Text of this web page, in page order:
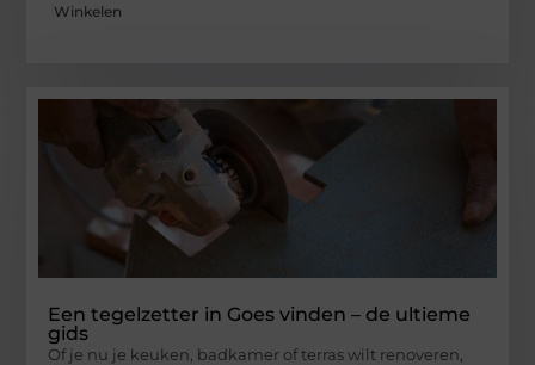
Winkelen
Een tegelzetter in Goes vinden – de ultieme
gids
Of je nu je keuken, badkamer of terras wilt renoveren,